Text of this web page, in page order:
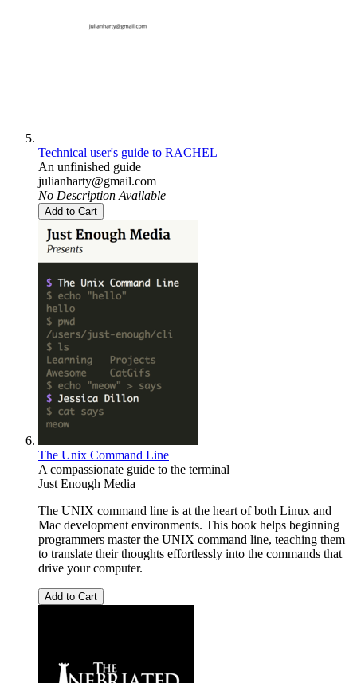
Technical user's guide to RACHEL
An unfinished guide
julianharty@gmail.com
No Description Available
Add to Cart
The Unix Command Line
A compassionate guide to the terminal
Just Enough Media
The UNIX command line is at the heart of both Linux and
Mac development environments. This book helps beginning
programmers master the UNIX command line, teaching them
to translate their thoughts effortlessly into the commands that
drive your computer.
Add to Cart